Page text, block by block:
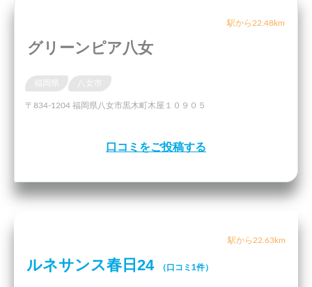
駅から22.48km
グリーンピア八女
八女市
〒834-1204 福岡県八女市黒木町木屋１０９０５
口コミをご投稿する
駅から22.63km
ルネサンス春日24 （口コミ1件）